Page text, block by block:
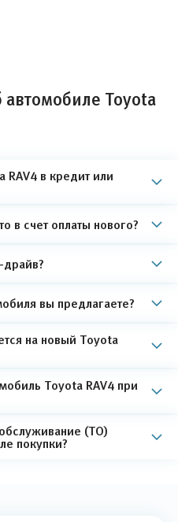
Toyota
в кредит или
в счет оплаты нового?
драйв?
вы предлагаете?
на новый Toyota
Toyota RAV4 при
(ТО)
покупки?